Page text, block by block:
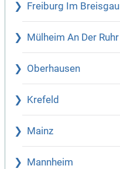
Freiburg Im Breisgau
Mülheim An Der Ruhr
Oberhausen
Krefeld
Mainz
Mannheim